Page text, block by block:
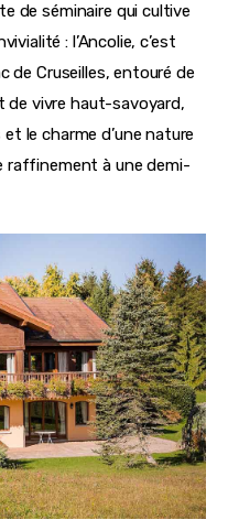
de séminaire qui cultive
: l’Ancolie, c’est
de Cruseilles, entouré de
de vivre haut-savoyard,
le charme d’une nature
raffinement à une demi-